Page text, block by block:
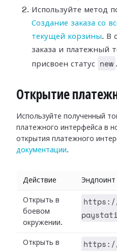
Используйте метод
Создание заказа со
текущей корзины. В
заказа и платежный
присвоен статус
new .
Открытие
Используйте полученный
платежного интерфейса в
открытия платежного
документации.
Действие Эндпоинт
Открыть в
боевом
окружении.
Открыть в
https://